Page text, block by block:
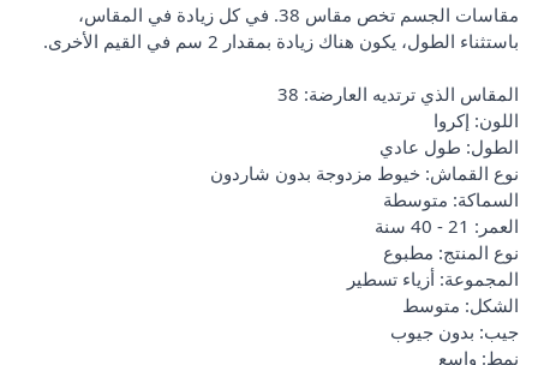
مقاسات الجسم تخص مقاس 38. في كل زيادة في المقاس،
باستثناء الطول، يكون هناك زيادة بمقدار 2 سم في القيم الأخرى.
المقاس الذي ترتديه العارضة: 38
اللون: إكروا
الطول: طول عادي
نوع القماش: خيوط مزدوجة بدون شاردون
السماكة: متوسطة
العمر: 21 - 40 سنة
نوع المنتج: مطبوع
المجموعة: أزياء تسطير
الشكل: متوسط
جيب: بدون جيوب
نمط: واسع